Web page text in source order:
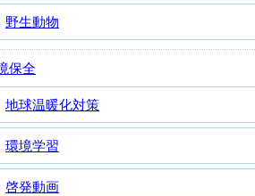
野生動物
保全
地球温暖化対策
環境学習
啓発動画